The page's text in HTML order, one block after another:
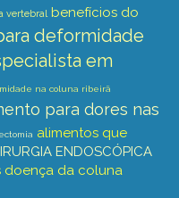
vertebral benefícios do
deformidade
em
na coluna ribeirã
para dores nas
alimentos que
ENDOSCÓPICA
doença da coluna